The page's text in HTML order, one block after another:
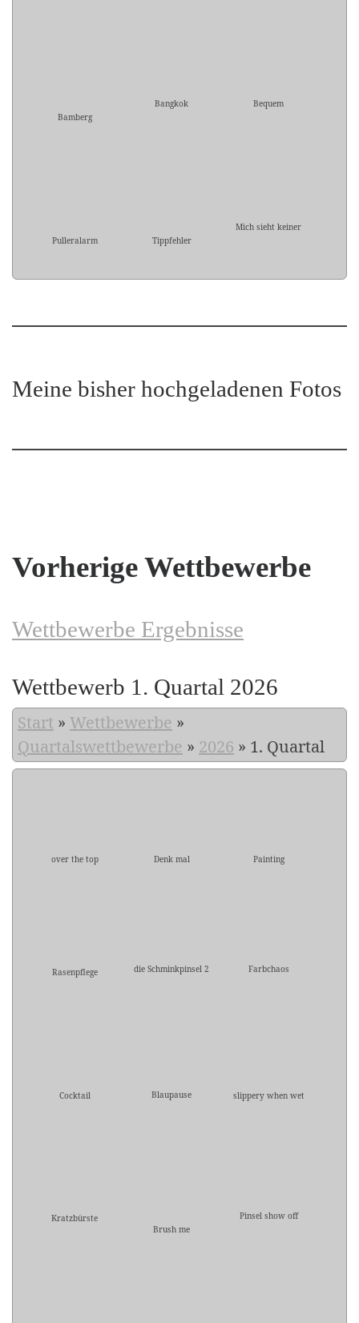
Bamberg
Bangkok Bequem
Pulleralarm Tippfehler
Mich sieht keiner
Meine bisher hochgeladenen Fotos
Vorherige Wettbewerbe
Wettbewerbe Ergebnisse
Wettbewerb 1. Quartal 2026
Start » Wettbewerbe »
Quartalswettbewerbe » 2026 » 1. Quartal
over the top Denk mal Painting
Rasenpflege die Schminkpinsel 2 Farbchaos
Cocktail Blaupause slippery when wet
Kratzbürste
Brush me
Pinsel show off